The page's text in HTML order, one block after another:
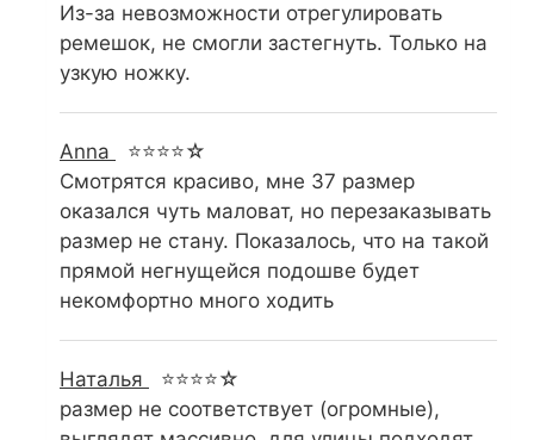
Из-за невозможности отрегулировать
ремешок, не смогли застегнуть. Только на
узкую ножку.
Anna
⭐⭐⭐⭐☆
Смотрятся красиво, мне 37 размер
оказался чуть маловат, но перезаказывать
размер не стану. Показалось, что на такой
прямой негнущейся подошве будет
некомфортно много ходить
Наталья
⭐⭐⭐⭐☆
размер не соответствует (огромные),